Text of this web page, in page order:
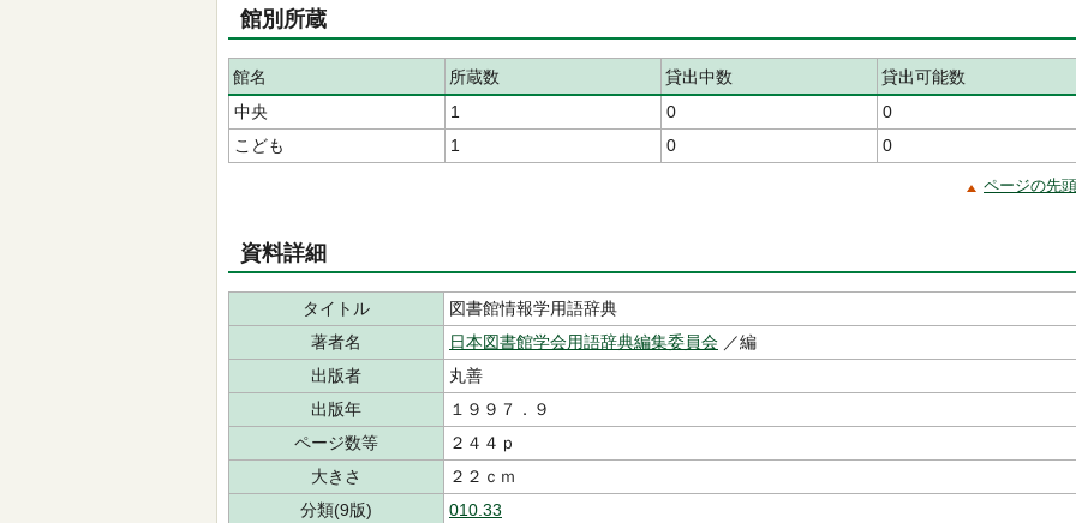
館別所蔵
館名 所蔵数 貸出中数
貸出可能数
中央
1 0
0
こども
1 0 0
ページの先
資料詳細
タイトル
図書館情報学用語辞典
著者名
日本図書館学会用語辞典編集委員会 ／編
出版者
丸善
出版年
１９９７．９
ページ数等
２４４ｐ
大きさ
２２ｃｍ
分類(9版)
010.33